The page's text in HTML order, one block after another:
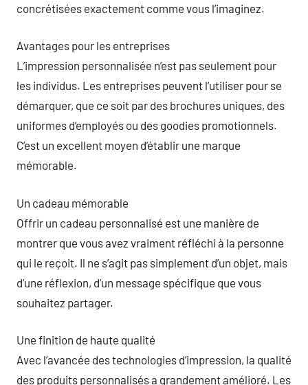
concrétisées exactement comme vous l’imaginez.
Avantages pour les entreprises
L’impression personnalisée n’est pas seulement pour
les individus. Les entreprises peuvent l’utiliser pour se
démarquer, que ce soit par des brochures uniques, des
uniformes d’employés ou des goodies promotionnels.
C’est un excellent moyen d’établir une marque
mémorable.
Un cadeau mémorable
Offrir un cadeau personnalisé est une manière de
montrer que vous avez vraiment réfléchi à la personne
qui le reçoit. Il ne s’agit pas simplement d’un objet, mais
d’une réflexion, d’un message spécifique que vous
souhaitez partager.
Une finition de haute qualité
Avec l’avancée des technologies d’impression, la qualité
des produits personnalisés a grandement amélioré. Les